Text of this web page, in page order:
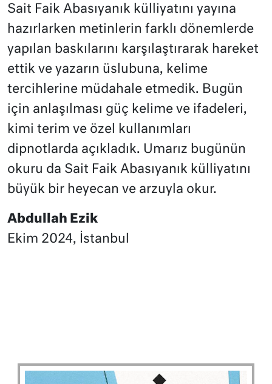
Sait Faik Abasıyanık külliyatını yayına
hazırlarken metinlerin farklı dönemlerde
yapılan baskılarını karşılaştırarak hareket
ettik ve yazarın üslubuna, kelime
tercihlerine müdahale etmedik. Bugün
için anlaşılması güç kelime ve ifadeleri,
kimi terim ve özel kullanımları
dipnotlarda açıkladık. Umarız bugünün
okuru da Sait Faik Abasıyanık külliyatını
büyük bir heyecan ve arzuyla okur.
Abdullah Ezik
Ekim 2024, İstanbul